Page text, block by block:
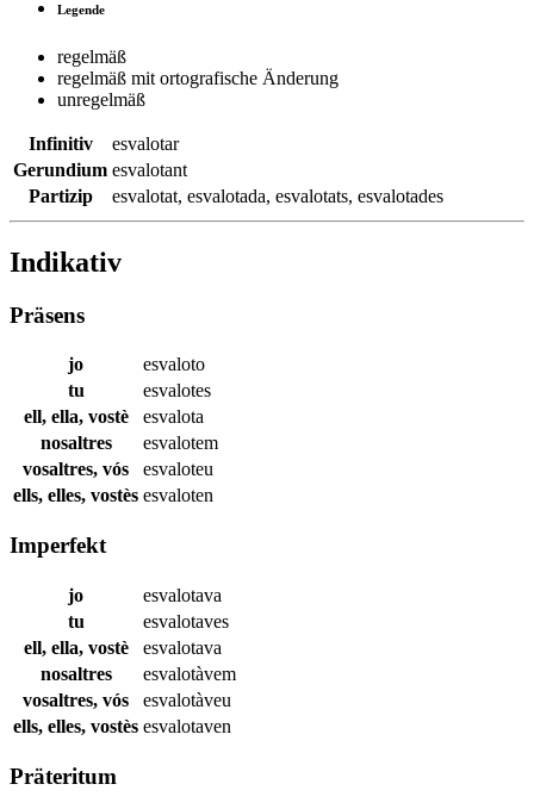
Legende
regelmäß
regelmäß mit ortografische Änderung
unregelmäß
Infinitiv
esvalotar
Gerundium esvalotant
Partizip
esvalotat, esvalotada, esvalotats, esvalotades
Indikativ
Präsens
jo
esvaloto
tu
esvalotes
ell, ella, vostè
esvalota
nosaltres
esvalotem
vosaltres, vós
esvaloteu
ells, elles, vostès esvaloten
Imperfekt
jo
esvalotava
tu
esvalotaves
ell, ella, vostè
esvalotava
nosaltres
esvalotàvem
vosaltres, vós
esvalotàveu
ells, elles, vostès esvalotaven
Präteritum